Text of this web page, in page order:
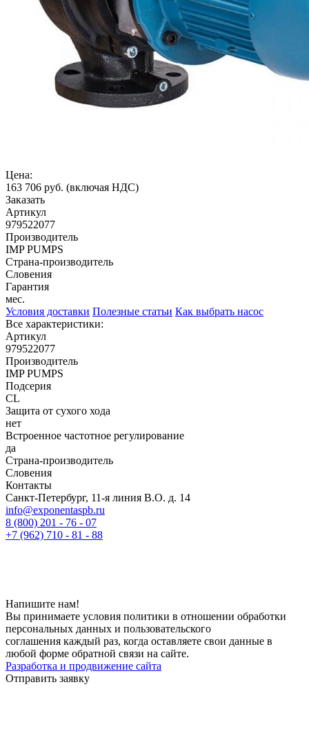
Цена:
163 706 руб. (включая НДС)
Заказать
Артикул
979522077
Производитель
IMP PUMPS
Страна-производитель
Словения
Гарантия
мес.
Условия доставки Полезные статьи Как выбрать насос
Все характеристики:
Артикул
979522077
Производитель
IMP PUMPS
Подсерия
CL
Защита от сухого хода
нет
Встроенное частотное регулирование
да
Страна-производитель
Словения
Контакты
Санкт-Петербург, 11-я линия В.О. д. 14
info@exponentaspb.ru
8 (800) 201 - 76 - 07
+7 (962) 710 - 81 - 88
Напишите нам!
Вы принимаете условия политики в отношении обработки
персональных данных и пользовательского
соглашения каждый раз, когда оставляете свои данные в
любой форме обратной связи на сайте.
Разработка и продвижение сайта
Отправить заявку